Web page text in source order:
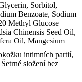
Sorbitol,
Benzoate, Sodium
Methyl Glucose
Chinensis Seed Oil,
Oil, Mangesium
intimních partií,
složení bez